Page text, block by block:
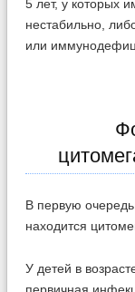
5 лет, у которых
нестабильно,
или
В первую
находится
У детей в